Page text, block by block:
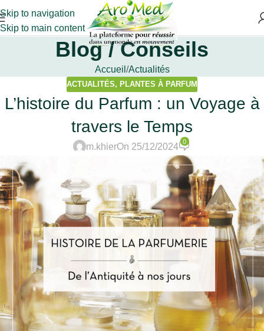
Skip to navigation
Skip to main content
Blog / Conseils
Accueil Actualités
ACTUALITÉS, PLANTES À PARFUM
L’histoire du Parfum : un Voyage à
travers le Temps
m.khierOn 25/12/2024
0